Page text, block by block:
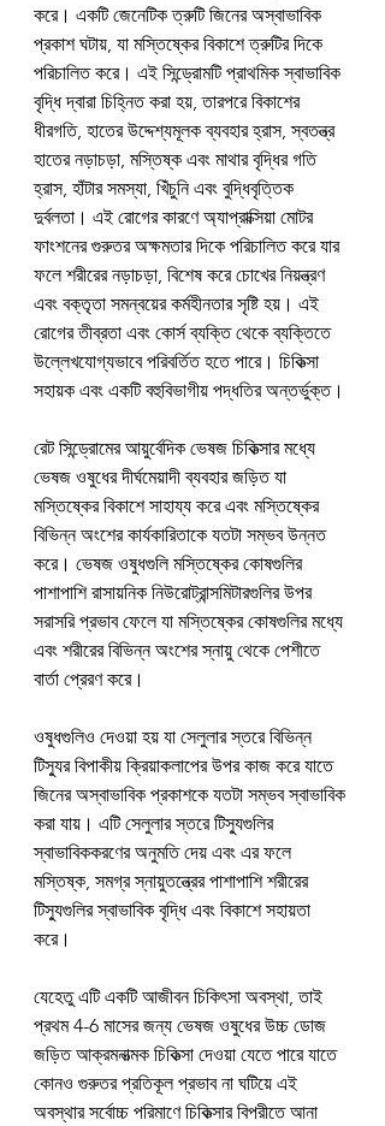
করে। একটি জেনেটিক ত্রুটি জিনের অস্বাভাবিক
প্রকাশ ঘটায়, যা মস্তিষ্কের বিকাশে ত্রুটির দিকে
পরিচালিত করে। এই সিন্ড্রোমটি প্রাথমিক স্বাভাবিক
বৃদ্ধি দ্বারা চিহ্নিত করা হয়, তারপরে বিকাশের
ধীরগতি, হাতের উদ্দেশ্যমূলক ব্যবহার হ্রাস, স্বতন্ত্র
হাতের নড়াচড়া, মস্তিষ্ক এবং মাথার বৃদ্ধির গতি
হ্রাস, হাঁটার সমস্যা, খিঁচুনি এবং বুদ্ধিবৃত্তিক
দুর্বলতা। এই রোগের কারণে অ্যাপ্রাক্সিয়া মোটর
ফাংশনের গুরুতর অক্ষমতার দিকে পরিচালিত করে যার
ফলে শরীরের নড়াচড়া, বিশেষ করে চোখের নিয়ন্ত্রণ
এবং বক্তৃতা সমন্বয়ের কর্মহীনতার সৃষ্টি হয়। এই
রোগের তীব্রতা এবং কোর্স ব্যক্তি থেকে ব্যক্তিতে
উল্লেখযোগ্যভাবে পরিবর্তিত হতে পারে। চিকিত্সা
সহায়ক এবং একটি বহুবিভাগীয় পদ্ধতির অন্তর্ভুক্ত।
রেট সিন্ড্রোমের আয়ুর্বেদিক ভেষজ চিকিত্সার মধ্যে
ভেষজ ওষুধের দীর্ঘমেয়াদী ব্যবহার জড়িত যা
মস্তিষ্কের বিকাশে সাহায্য করে এবং মস্তিষ্কের
বিভিন্ন অংশের কার্যকারিতাকে যতটা সম্ভব উন্নত
করে। ভেষজ ওষুধগুলি মস্তিষ্কের কোষগুলির
পাশাপাশি রাসায়নিক নিউরোট্রান্সমিটারগুলির উপর
সরাসরি প্রভাব ফেলে যা মস্তিষ্কের কোষগুলির মধ্যে
এবং শরীরের বিভিন্ন অংশের স্নায়ু থেকে পেশীতে
বার্তা প্রেরণ করে।
ওষুধগুলিও দেওয়া হয় যা সেলুলার স্তরে বিভিন্ন
টিস্যুর বিপাকীয় ক্রিয়াকলাপের উপর কাজ করে যাতে
জিনের অস্বাভাবিক প্রকাশকে যতটা সম্ভব স্বাভাবিক
করা যায়। এটি সেলুলার স্তরে টিস্যুগুলির
স্বাভাবিককরণের অনুমতি দেয় এবং এর ফলে
মস্তিষ্ক, সমগ্র স্নায়ুতন্ত্রের পাশাপাশি শরীরের
টিস্যুগুলির স্বাভাবিক বৃদ্ধি এবং বিকাশে সহায়তা
করে।
যেহেতু এটি একটি আজীবন চিকিৎসা অবস্থা, তাই
প্রথম 4-6 মাসের জন্য ভেষজ ওষুধের উচ্চ ডোজ
জড়িত আক্রমনাত্মক চিকিত্সা দেওয়া যেতে পারে যাতে
কোনও গুরুতর প্রতিকূল প্রভাব না ঘটিয়ে এই
অবস্থার সর্বোচ্চ পরিমাণে চিকিত্সার বিপরীতে আনা